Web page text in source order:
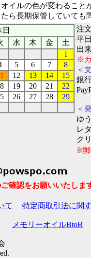
オイルの色が変わるこ
ら長期保管していても
水 木 金
土
1
5 6 7
8
12 13 14
15
19 20 21
22
26 27 28
29
注
平
出
※カ
＜
銀
＜
ゆ
レ
ク
※郵
確認をお願いいたしま
て 特定商取引法に関
メモリーオイルBtoB